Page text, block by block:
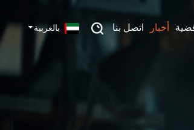
قضية أخبار اتصل بنا بالعربية